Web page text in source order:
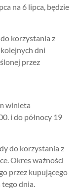
na 6 lipca, będzie
korzystania z
dni
przez
winieta
i do północy 19
do korzystania z
Okres ważności
przez kupującego
dnia.